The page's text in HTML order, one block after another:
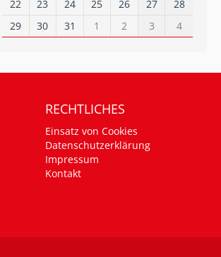
22
23 24 25 26 27
28
29
30 31 1 2 3 4
RECHTLICHES
Einsatz von Cookies
Datenschutzerklärung
Impressum
Kontakt